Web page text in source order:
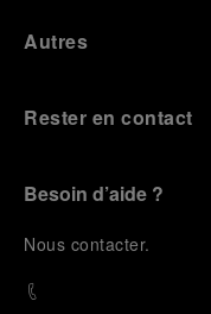
Autres
Rester en contact
Besoin d’aide ?
Nous contacter.